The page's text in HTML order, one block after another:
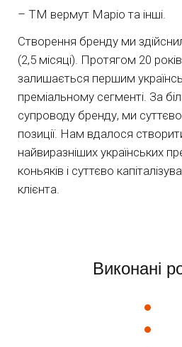
– ТМ вермут Маріо та інші.
Створення бренду ми
(2,5 місяці). Протягом 20
залишається першим
преміальному сегменті. За
супроводу бренду, ми
позиції. Нам вдалося
найвиразніших українських
коньяків і суттєво
клієнта.
Виконані